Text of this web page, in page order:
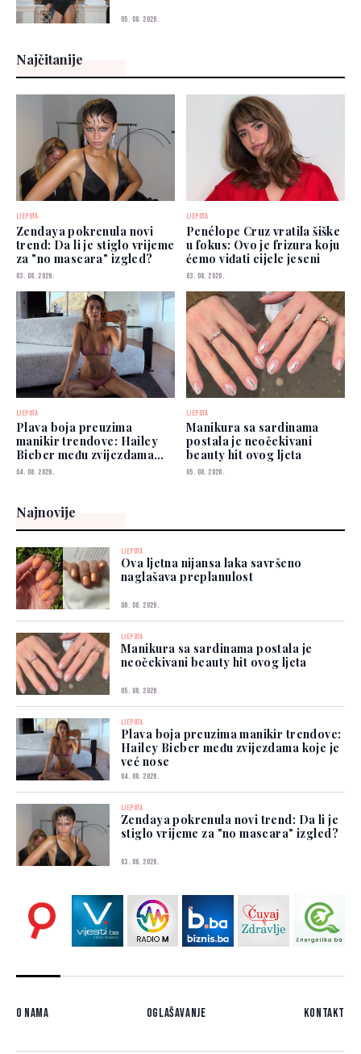
05. 08. 2026.
Najčitanije
LJEPOTA
Zendaya pokrenula novi
trend: Da li je stiglo vrijeme
za "no mascara" izgled?
03. 08. 2026.
LJEPOTA
Penélope Cruz vratila šiške
u fokus: Ovo je frizura koju
ćemo viđati cijele jeseni
03. 08. 2026.
LJEPOTA
Plava boja preuzima
manikir trendove: Hailey
Bieber među zvijezdama
koje je već nose
04. 08. 2026.
LJEPOTA
Manikura sa sardinama
postala je neočekivani
beauty hit ovog ljeta
05. 08. 2026.
Najnovije
LJEPOTA
Ova ljetna nijansa laka savršeno
naglašava preplanulost
06. 08. 2026.
LJEPOTA
Manikura sa sardinama postala je
neočekivani beauty hit ovog ljeta
05. 08. 2026.
LJEPOTA
Plava boja preuzima manikir trendove:
Hailey Bieber među zvijezdama koje je
već nose
04. 08. 2026.
LJEPOTA
Zendaya pokrenula novi trend: Da li je
stiglo vrijeme za "no mascara" izgled?
03. 08. 2026.
O nama Oglašavanje Kontakt